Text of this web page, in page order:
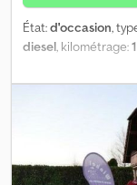
État:d'occasion,
diesel , kilométrage:
Emplacement du
Type de carrosserie :
INFORMATIONS
Modifications,